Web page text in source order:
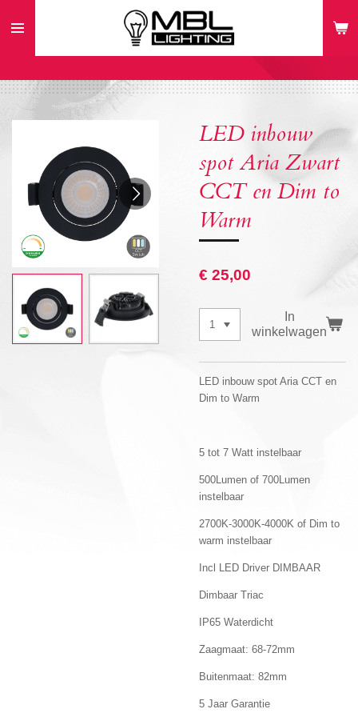
direct
hoofdinhoud
LED inbouw
spot Aria Zwart
CCT en Dim to
Warm
€ 25,00
In
winkelwagen
LED inbouw spot Aria CCT en
Dim to Warm
5 tot 7 Watt instelbaar
500Lumen of 700Lumen
instelbaar
2700K-3000K-4000K of Dim to
warm instelbaar
Incl LED Driver DIMBAAR
Dimbaar Triac
IP65 Waterdicht
Zaagmaat: 68-72mm
Buitenmaat: 82mm
5 Jaar Garantie